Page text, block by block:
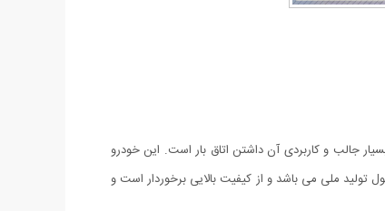
جالب و کاربردی آن داشتن اتاق بار است. این خودرو
تولید ملی می باشد و از کیفیت بالایی برخوردار است و